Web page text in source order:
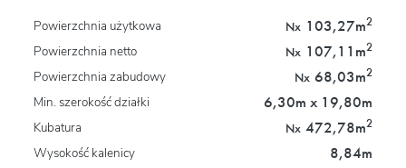
Powierzchnia użytkowa Nx 103,27m2
Powierzchnia netto Nx 107,11m2
Powierzchnia zabudowy Nx 68,03m2
Min. szerokość działki 6,30m x 19,80m
Kubatura Nx 472,78m2
Wysokość kalenicy 8,84m